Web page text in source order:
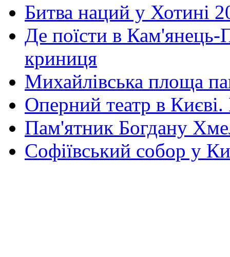
Битва наций у Хотині
Де поїсти в Кам'янець-
криниця
Михайлівська площа
Оперний театр в
Пам'ятник Богдану
Софіївський собор у